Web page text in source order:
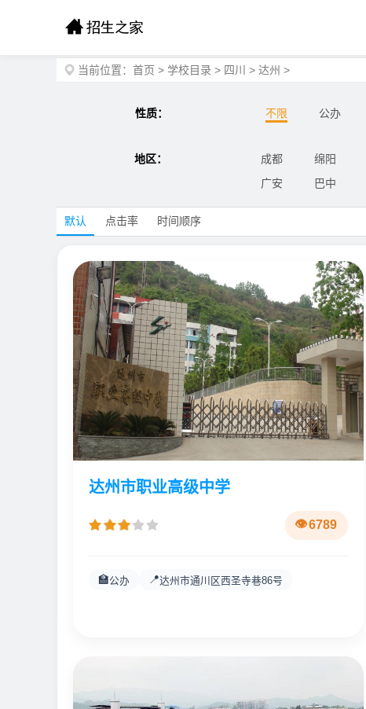
当前位置： 首页 > 学校目录 > 四川 > 达州 >
性质： 不限 公办
地区： 成都 绵阳
广安
巴中
默认 点击率 时间顺序
达州市职业高级中学
6789
🏫公办 📍达州市通川区西圣寺巷86号